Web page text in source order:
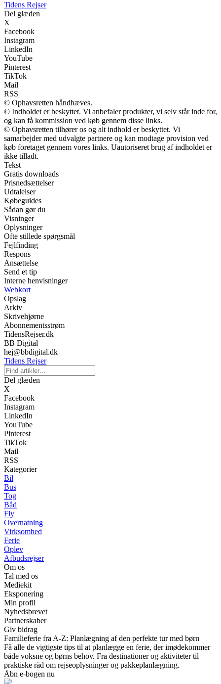
Tidens Rejser
Del glæden
X
Facebook
Instagram
LinkedIn
YouTube
Pinterest
TikTok
Mail
RSS
© Ophavsretten håndhæves.
© Indholdet er beskyttet. Vi anbefaler produkter, vi selv står inde for,
og kan få kommission ved køb gennem disse links.
© Ophavsretten tilhører os og alt indhold er beskyttet. Vi
samarbejder med udvalgte partnere og kan modtage provision ved
køb foretaget gennem vores links. Uautoriseret brug af indholdet er
ikke tilladt.
Tekst
Gratis downloads
Prisnedsættelser
Udtalelser
Købeguides
Sådan gør du
Visninger
Oplysninger
Ofte stillede spørgsmål
Fejlfinding
Respons
Ansættelse
Send et tip
Interne henvisninger
Webkort
Opslag
Arkiv
Skrivehjørne
Abonnementsstrøm
TidensRejser.dk
BB Digital
hej@bbdigital.dk
Tidens Rejser
Del glæden
X
Facebook
Instagram
LinkedIn
YouTube
Pinterest
TikTok
Mail
RSS
Kategorier
Bil
Bus
Tog
Båd
Fly
Overnatning
Virksomhed
Ferie
Oplev
Afbudsrejser
Om os
Tal med os
Mediekit
Eksponering
Min profil
Nyhedsbrevet
Partnerskaber
Giv bidrag
Familieferie fra A-Z: Planlægning af den perfekte tur med børn
Få alle de vigtigste tips til at planlægge en ferie, der imødekommer
både voksne og børns behov. Fra destinationer og aktiviteter til
praktiske råd om rejseoplysninger og pakkeplanlægning.
Åbn e-bogen nu